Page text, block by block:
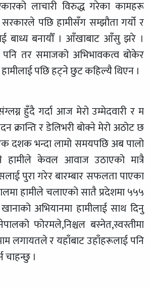
लाचारी विरुद्ध गरेका कामहरू
पछि हामीसँग सम्झौता गर्यो र
बाध्य बनायौँ । आँखाबाट आँसु झरे ।
तर समाजको अभिभावकत्व बोकेर
पछि हट्ने छुट कहिल्यै थिएन ।
हुँदै गर्दा आज मेरो उम्मेदवारी र म
क्रान्ति र डेलिभरी बोक्ने मेरो अठोट छ
दशक भन्दा लामो समयपछि अब पालो
केवल आवाज उठाएको मात्रै
पुरा गरेर बारम्बार सफलता पाएका
हामीले चलाएको सातै प्रदेशमा ५५५
अभियानमा हामीलाई साथ दिनु
फोरमले,निश्चल बस्नेत,स्वस्तीमा
लगायतले र यहाँबाट उहाँहरूलाई पनि
चाहन्छु ।